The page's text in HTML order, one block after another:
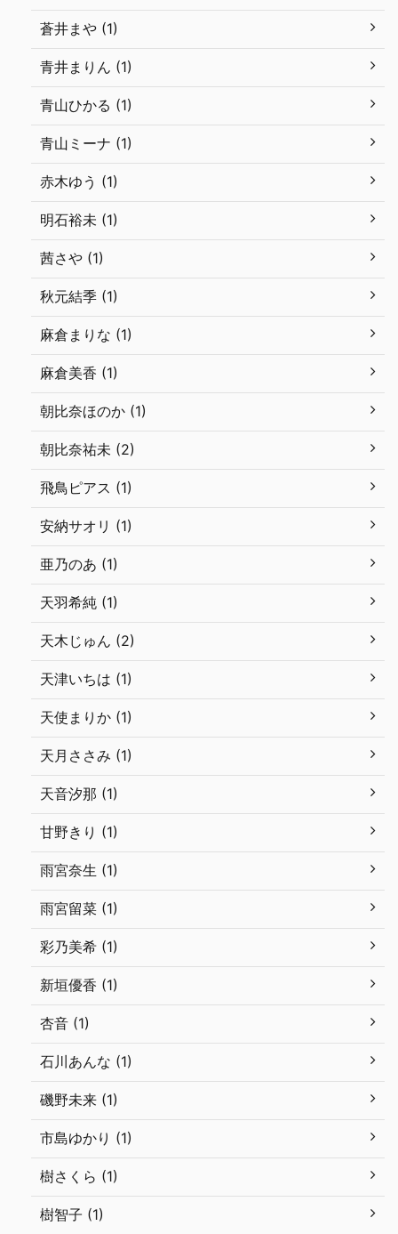
蒼井まや (1)
青井まりん (1)
青山ひかる (1)
青山ミーナ (1)
赤木ゆう (1)
明石裕未 (1)
茜さや (1)
秋元結季 (1)
麻倉まりな (1)
麻倉美香 (1)
朝比奈ほのか (1)
朝比奈祐未 (2)
飛鳥ピアス (1)
安納サオリ (1)
亜乃のあ (1)
天羽希純 (1)
天木じゅん (2)
天津いちは (1)
天使まりか (1)
天月ささみ (1)
天音汐那 (1)
甘野きり (1)
雨宮奈生 (1)
雨宮留菜 (1)
彩乃美希 (1)
新垣優香 (1)
杏音 (1)
石川あんな (1)
磯野未来 (1)
市島ゆかり (1)
樹さくら (1)
樹智子 (1)